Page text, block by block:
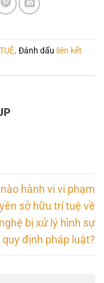
. Đánh dấu liên kết
hành vi vi phạm
sở hữu trí tuệ về
bị xử lý hình sự
định pháp luật?